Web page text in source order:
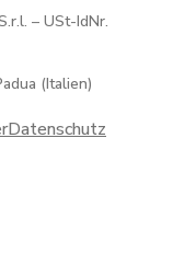
– USt-IdNr.
(Italien)
Datenschutz